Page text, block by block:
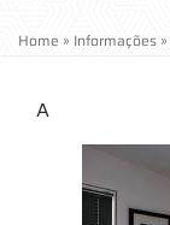
Home » Informações »
A